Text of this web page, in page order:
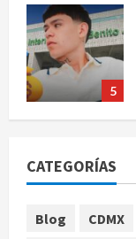
5
1
CATEGORÍAS
Blog CDMX